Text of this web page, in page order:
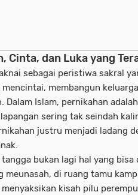
Cinta, dan Luka yang
sebagai peristiwa sakral
membangun
Dalam Islam, pernikahan
sering tak seindah
justru menjadi ladang
bukan lagi hal yang bisa
meunasah, di ruang tamu
kisah pilu